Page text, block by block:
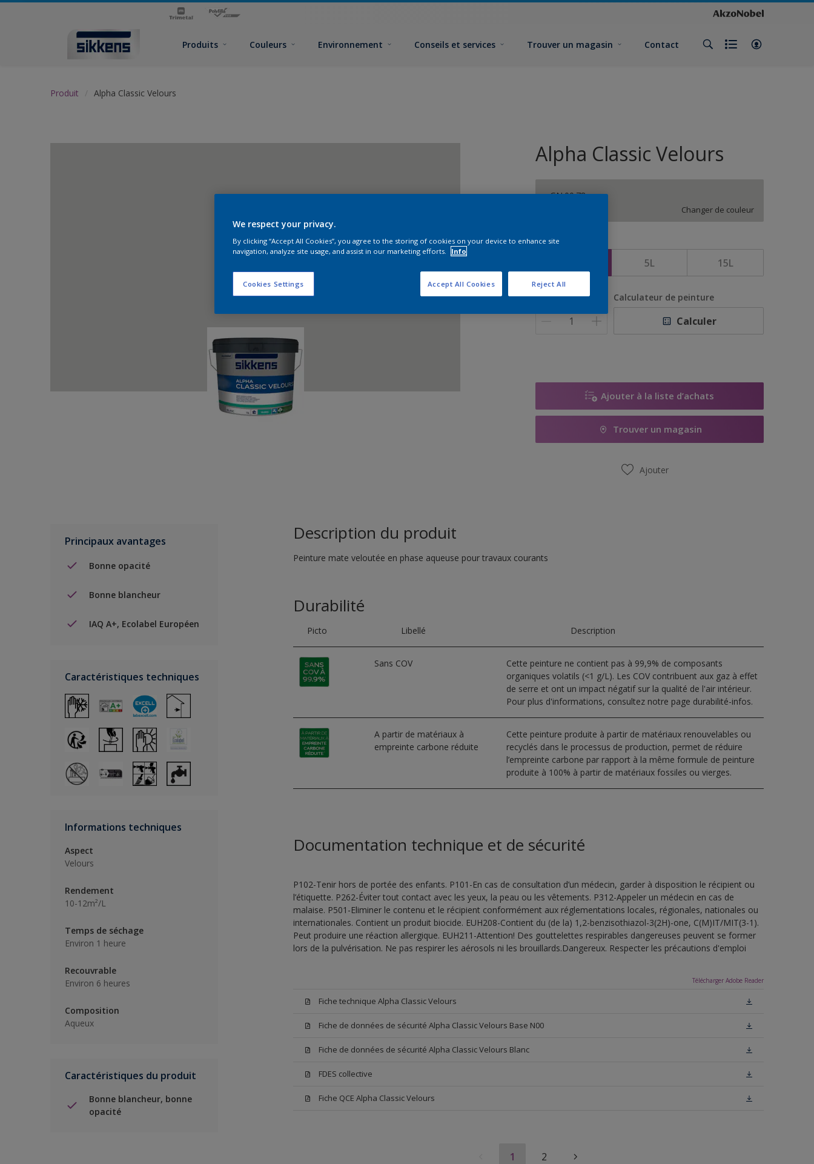
Produits Couleurs Environnement Conseils et services Trouver un magasin Contact
Produit Alpha Classic Velours
Alpha Classic Velours
GN.00.78
Changer de couleur
Format
5L 15L
Quantité Calculateur de peinture
Calculer
Ajouter à la liste d’achats
Trouver un magasin
Ajouter
Principaux avantages
Bonne opacité
Bonne blancheur
IAQ A+, Ecolabel Européen
Caractéristiques techniques
Informations techniques
Aspect
Velours
Rendement
10-12m²/L
Temps de séchage
Environ 1 heure
Recouvrable
Environ 6 heures
Composition
Aqueux
Caractéristiques du produit
Bonne blancheur, bonne
opacité
Description du produit
Peinture mate veloutée en phase aqueuse pour travaux courants
Durabilité
Picto Libellé Description
Sans COV
Cette peinture ne contient pas à 99,9% de composants
organiques volatils (<1 g/L). Les COV contribuent aux gaz à effet
de serre et ont un impact négatif sur la qualité de l'air intérieur.
Pour plus d'informations, consultez notre page durabilité-infos.
A partir de matériaux à
empreinte carbone réduite
Cette peinture produite à partir de matériaux renouvelables ou
recyclés dans le processus de production, permet de réduire
l’empreinte carbone par rapport à la même formule de peinture
produite à 100% à partir de matériaux fossiles ou vierges.
Documentation technique et de sécurité
P102-Tenir hors de portée des enfants. P101-En cas de consultation d’un médecin, garder à disposition le récipient ou
l’étiquette. P262-Éviter tout contact avec les yeux, la peau ou les vêtements. P312-Appeler un médecin en cas de
malaise. P501-Eliminer le contenu et le récipient conformément aux réglementations locales, régionales, nationales ou
internationales. Contient un produit biocide. EUH208-Contient du (de la) 1,2-benzisothiazol-3(2H)-one, C(M)IT/MIT(3-1).
Peut produire une réaction allergique. EUH211-Attention! Des gouttelettes respirables dangereuses peuvent se former
lors de la pulvérisation. Ne pas respirer les aérosols ni les brouillards.Dangereux. Respecter les précautions d'emploi
Télécharger Adobe Reader
Fiche technique Alpha Classic Velours
Fiche de données de sécurité Alpha Classic Velours Base N00
Fiche de données de sécurité Alpha Classic Velours Blanc
FDES collective
Fiche QCE Alpha Classic Velours
1 2
We respect your privacy.
By clicking “Accept All Cookies”, you agree to the storing of cookies on your device to enhance site
navigation, analyze site usage, and assist in our marketing efforts.
Info
Cookies Settings Reject All
Accept All Cookies